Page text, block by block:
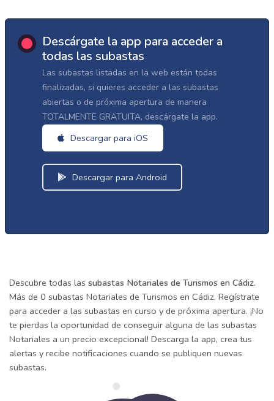
Descárgate la app para acceder a
todas las subastas
Las subastas listadas en la web están todas
finalizadas, si quieres acceder a las subastas
abiertas o de próxima apertura de manera
TOTALMENTE GRATUITA, descárgate la app.
Descargar para iOS
Descargar para Android
Descubre todas las subastas Notariales de Turismos en Cádiz.
Más de 0 subastas Notariales de Turismos en Cádiz. Regístrate
para acceder a las subastas en curso y de próxima apertura. ¡No
te pierdas la oportunidad de conseguir alguna de las subastas
Notariales a un precio excepcional! Descarga la app, crea tus
alertas y recibe notificaciones cuando se publiquen nuevas
subastas.